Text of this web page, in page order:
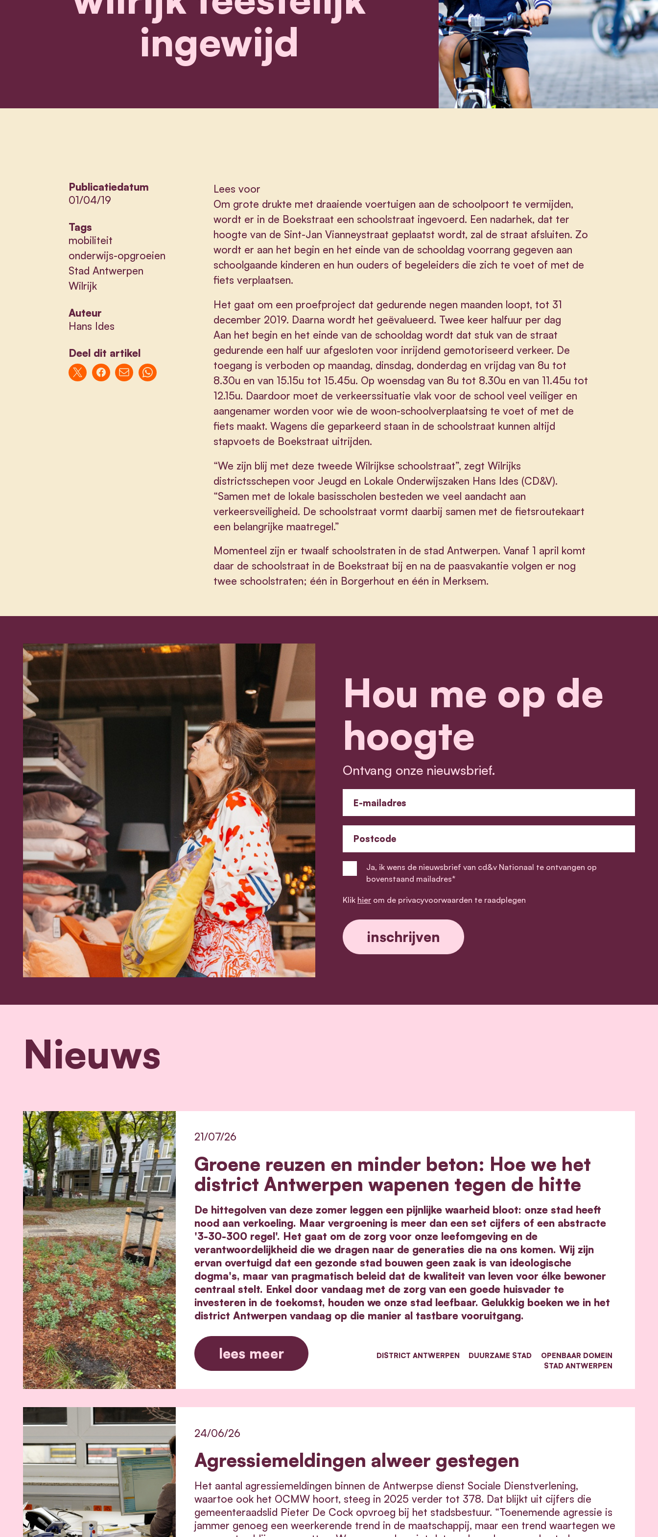
ingewijd
Publicatiedatum
01/04/19
Tags
mobiliteit
onderwijs-opgroeien
Stad Antwerpen
Wilrijk
Auteur
Hans Ides
Deel dit artikel
Lees voor
Om grote drukte met draaiende voertuigen aan de schoolpoort te vermijden,
wordt er in de Boekstraat een schoolstraat ingevoerd. Een nadarhek, dat ter
hoogte van de Sint-Jan Vianneystraat geplaatst wordt, zal de straat afsluiten. Zo
wordt er aan het begin en het einde van de schooldag voorrang gegeven aan
schoolgaande kinderen en hun ouders of begeleiders die zich te voet of met de
fiets verplaatsen.
Het gaat om een proefproject dat gedurende negen maanden loopt, tot 31
december 2019. Daarna wordt het geëvalueerd. Twee keer halfuur per dag
Aan het begin en het einde van de schooldag wordt dat stuk van de straat
gedurende een half uur afgesloten voor inrijdend gemotoriseerd verkeer. De
toegang is verboden op maandag, dinsdag, donderdag en vrijdag van 8u tot
8.30u en van 15.15u tot 15.45u. Op woensdag van 8u tot 8.30u en van 11.45u tot
12.15u. Daardoor moet de verkeerssituatie vlak voor de school veel veiliger en
aangenamer worden voor wie de woon-schoolverplaatsing te voet of met de
fiets maakt. Wagens die geparkeerd staan in de schoolstraat kunnen altijd
stapvoets de Boekstraat uitrijden.
“We zijn blij met deze tweede Wilrijkse schoolstraat”, zegt Wilrijks
districtsschepen voor Jeugd en Lokale Onderwijszaken Hans Ides (CD&V).
“Samen met de lokale basisscholen besteden we veel aandacht aan
verkeersveiligheid. De schoolstraat vormt daarbij samen met de fietsroutekaart
een belangrijke maatregel.”
Momenteel zijn er twaalf schoolstraten in de stad Antwerpen. Vanaf 1 april komt
daar de schoolstraat in de Boekstraat bij en na de paasvakantie volgen er nog
twee schoolstraten; één in Borgerhout en één in Merksem.
Hou me op de
hoogte
Ontvang onze nieuwsbrief.
E-mailadres
Postcode
Ja, ik wens de nieuwsbrief van cd&v Nationaal te ontvangen op
bovenstaand mailadres*
Klik hierom de privacyvoorwaarden te raadplegen
Nieuws
Groene reuzen en minder beton: Hoe we het
district Antwerpen wapenen tegen de hitte
21/07/26
De hittegolven van deze zomer leggen een pijnlijke waarheid bloot: onze stad heeft
nood aan verkoeling. Maar vergroening is meer dan een set cijfers of een abstracte
'3-30-300 regel'. Het gaat om de zorg voor onze leefomgeving en de
verantwoordelijkheid die we dragen naar de generaties die na ons komen. Wij zijn
ervan overtuigd dat een gezonde stad bouwen geen zaak is van ideologische
dogma's, maar van pragmatisch beleid dat de kwaliteit van leven voor élke bewoner
centraal stelt. Enkel door vandaag met de zorg van een goede huisvader te
investeren in de toekomst, houden we onze stad leefbaar. Gelukkig boeken we in het
district Antwerpen vandaag op die manier al tastbare vooruitgang.
lees meer DISTRICT ANTWERPEN DUURZAME STAD
OPENBAAR DOMEIN
STAD ANTWERPEN
Agressiemeldingen alweer gestegen
24/06/26
Het aantal agressiemeldingen binnen de Antwerpse dienst Sociale Dienstverlening,
waartoe ook het OCMW hoort, steeg in 2025 verder tot 378. Dat blijkt uit cijfers die
gemeenteraadslid Pieter De Cock opvroeg bij het stadsbestuur. “Toenemende agressie is
jammer genoeg een weerkerende trend in de maatschappij, maar een trend waartegen we